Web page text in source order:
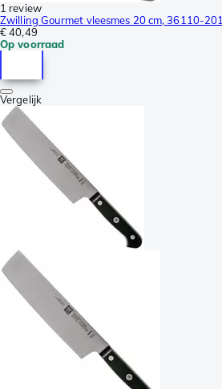
1 review
Zwilling Gourmet vleesmes 20 cm, 36110-201
€ 40,49
Op voorraad
Vergelijk